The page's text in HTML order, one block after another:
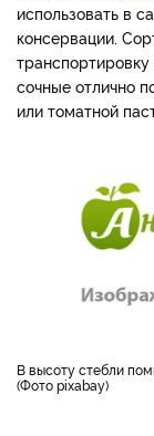
использовать в
консервации.
сочные отлично
или томатной
В высоту стебли помидоров могут достигать более двух метров
(Фото pixabay)